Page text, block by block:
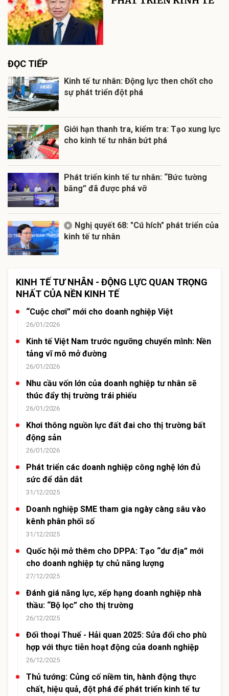
ĐỌC TIẾP
Kinh tế tư nhân: Động lực then chốt cho
sự phát triển đột phá
Giới hạn thanh tra, kiểm tra: Tạo xung lực
cho kinh tế tư nhân bứt phá
Phát triển kinh tế tư nhân: “Bức tường
băng” đã được phá vỡ
Nghị quyết 68: "Cú hích" phát triển của
kinh tế tư nhân
KINH TẾ TƯ NHÂN - ĐỘNG LỰC QUAN TRỌNG
NHẤT CỦA NỀN KINH TẾ
“Cuộc chơi” mới cho doanh nghiệp Việt
26/01/2026
Kinh tế Việt Nam trước ngưỡng chuyển mình: Nền
tảng vĩ mô mở đường
26/01/2026
Nhu cầu vốn lớn của doanh nghiệp tư nhân sẽ
thúc đẩy thị trường trái phiếu
26/01/2026
Khơi thông nguồn lực đất đai cho thị trường bất
động sản
26/01/2026
Phát triển các doanh nghiệp công nghệ lớn đủ
sức để dẫn dắt
31/12/2025
Doanh nghiệp SME tham gia ngày càng sâu vào
kênh phân phối số
31/12/2025
Quốc hội mở thêm cho DPPA: Tạo “dư địa” mới
cho doanh nghiệp tự chủ năng lượng
27/12/2025
Đánh giá năng lực, xếp hạng doanh nghiệp nhà
thầu: “Bộ lọc” cho thị trường
26/12/2025
Đối thoại Thuế - Hải quan 2025: Sửa đổi cho phù
hợp với thực tiễn hoạt động của doanh nghiệp
26/12/2025
Thủ tướng: Củng cố niềm tin, hành động thực
chất, hiệu quả, đột phá để phát triển kinh tế tư